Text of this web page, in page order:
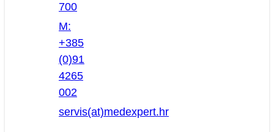
700
M:
+385
(0)91
4265
002
servis(at)medexpert.hr